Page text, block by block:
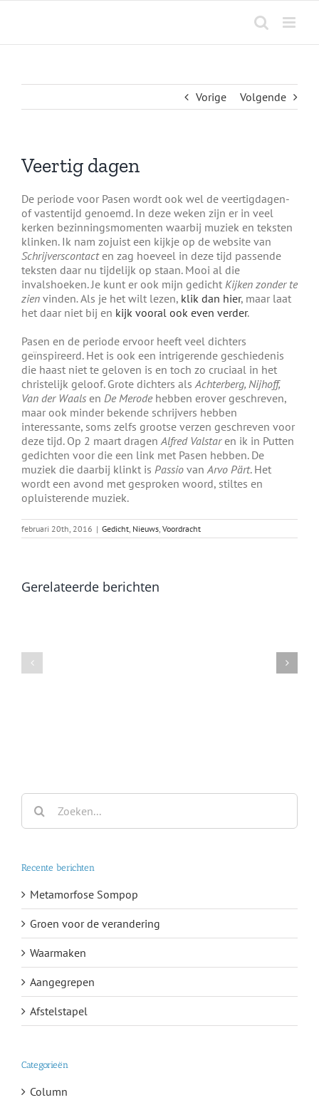
Vorige Volgende
Veertig dagen
De periode voor Pasen wordt ook wel de veertigdagen-
of vastentijd genoemd. In deze weken zijn er in veel
kerken bezinningsmomenten waarbij muziek en teksten
klinken. Ik nam zojuist een kijkje op de website van
Schrijverscontacten zag hoeveel in deze tijd passende
teksten daar nu tijdelijk op staan. Mooi al die
invalshoeken. Je kunt er ook mijn gedicht Kijken zonder te
zien vinden.Als je het wilt lezen, klik dan hier, maar laat
het daar niet bij en kijk vooral ook even verder.
Pasen en de periode ervoor heeft veel dichters
geïnspireerd. Het is ook een intrigerende geschiedenis
die haast niet te geloven is en toch zo cruciaal in het
christelijk geloof. Grote dichters als Achterberg, Nijhoff,
Van der Waals en De Merodehebben erover geschreven,
maar ook minder bekende schrijvers hebben
interessante, soms zelfs grootse verzen geschreven voor
deze tijd. Op 2 maart dragen Alfred Valstaren ik in Putten
gedichten voor die een link met Pasen hebben. De
muziek die daarbij klinkt is Passio van Arvo Pärt. Het
wordt een avond met gesproken woord, stiltes en
opluisterende muziek.
februari 20th, 2016 | Gedicht Nieuws Voordracht
Gerelateerde berichten
Zoeken
naar:
Recente berichten
Metamorfose Sompop
Groen voor de verandering
Waarmaken
Aangegrepen
Afstelstapel
Categorieën
Column